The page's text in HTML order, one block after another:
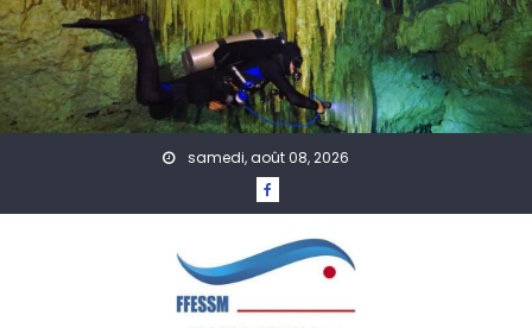
Skip to content
samedi, août 08, 2026